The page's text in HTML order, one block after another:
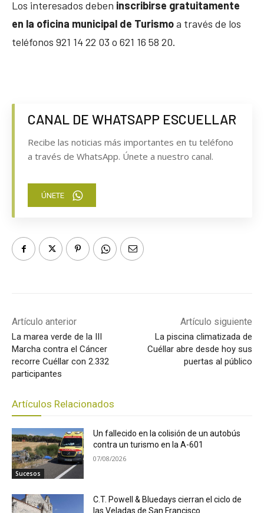
Los interesados deben inscribirse gratuitamente
en la oficina municipal de Turismoa través de los
teléfonos 921 14 22 03 o 621 16 58 20.
CANAL DE WHATSAPP ESCUELLAR
Recibe las noticias más importantes en tu teléfono
a través de WhatsApp. Únete a nuestro canal.
ÚNETE
Artículo anterior
La marea verde de la III
Marcha contra el Cáncer
recorre Cuéllar con 2.332
participantes
Artículo siguiente
La piscina climatizada de
Cuéllar abre desde hoy sus
puertas al público
Artículos Relacionados
Sucesos
Un fallecido en la colisión de un autobús
contra un turismo en la A-601
07/08/2026
C.T. Powell & Bluedays cierran el ciclo de
las Veladas de San Francisco